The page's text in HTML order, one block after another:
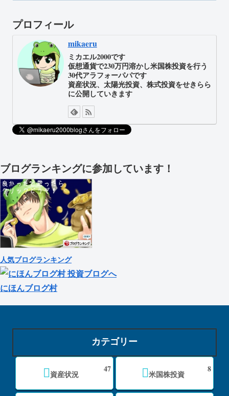
プロフィール
mikaeru
ミカエル2000です
仮想通貨で230万円溶かし米国株投資を行う
30代アラフォーパパです
資産状況、太陽光投資、株式投資をせきらら
に公開していきます
ブログランキングに参加しています！
人気ブログランキング
にほんブログ村
カテゴリー
資産状況
47
米国株投資
8